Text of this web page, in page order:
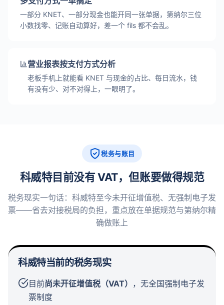
一部分 KNET、一部分现金也能开同一张单据，第纳尔三位
小数找零、记账自动算好，差一个 fils 都不会乱。
营业报表按支付方式分析
老板手机上就能看 KNET 与现金的占比、每日流水，钱
有没有少、对不对得上，一眼明了。
税务与账目
科威特目前没有 VAT，但账要做得规范
税务现实一句话：科威特至今未开征增值税、无强制电子发
票——省去对接税局的负担，重点放在单据规范与第纳尔精
确做账上
科威特当前的税务现实
目前尚未开征增值税（VAT） ，无全国强制电子发
票制度